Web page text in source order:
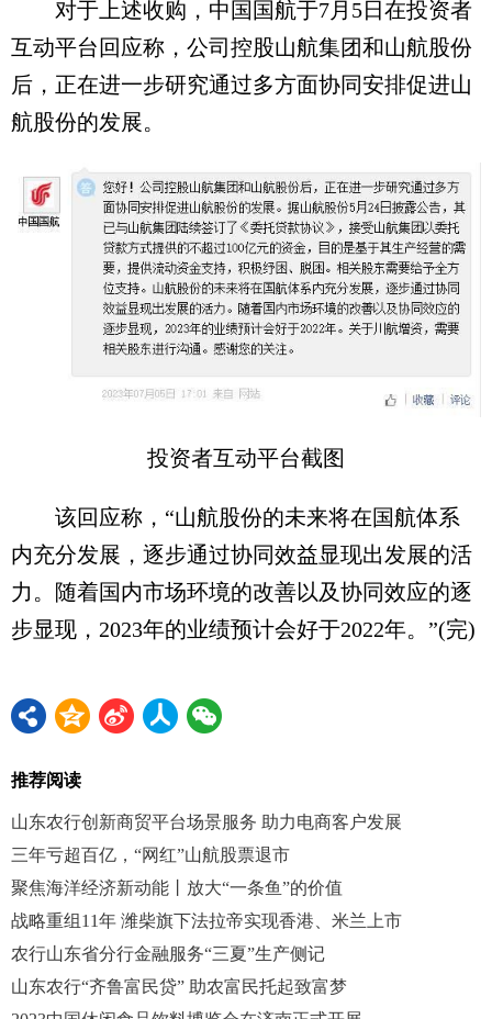
对于上述收购，中国国航于7月5日在投资者
互动平台回应称，公司控股山航集团和山航股份
后，正在进一步研究通过多方面协同安排促进山
航股份的发展。
投资者互动平台截图
该回应称，“山航股份的未来将在国航体系
内充分发展，逐步通过协同效益显现出发展的活
力。随着国内市场环境的改善以及协同效应的逐
步显现，2023年的业绩预计会好于2022年。”(完)
推荐阅读
山东农行创新商贸平台场景服务 助力电商客户发展
三年亏超百亿，“网红”山航股票退市
聚焦海洋经济新动能丨放大“一条鱼”的价值
战略重组11年 潍柴旗下法拉帝实现香港、米兰上市
农行山东省分行金融服务“三夏”生产侧记
山东农行“齐鲁富民贷” 助农富民托起致富梦